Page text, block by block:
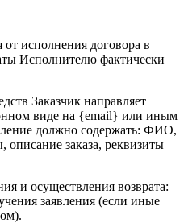
от исполнения договора в
Исполнителю фактически
Заказчик направляет
виде на {email} или иным
должно содержать: ФИО,
описание заказа, реквизиты
и осуществления возврата:
заявления (если иные